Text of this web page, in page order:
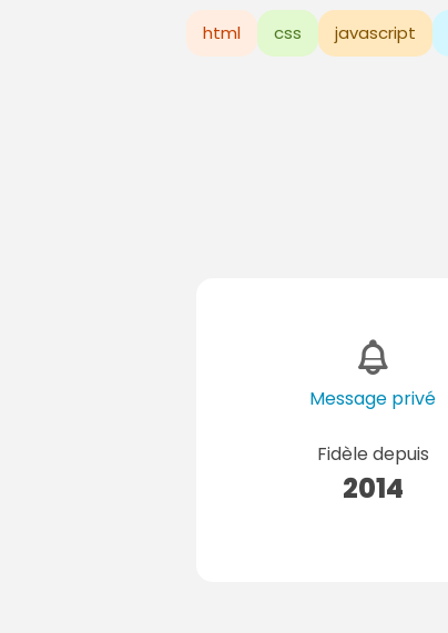
html css javascript
Message privé
Fidèle depuis
2014